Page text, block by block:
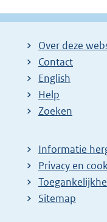
Over deze
Contact
English
Help
Zoeken
Informatie
Privacy en
Sitemap